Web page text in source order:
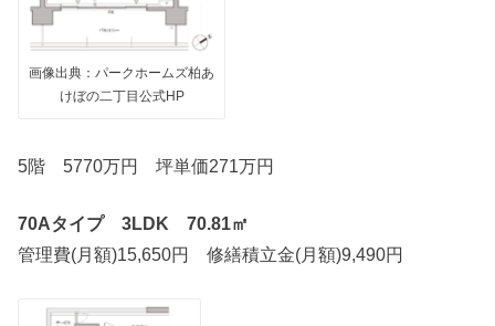
画像出典：パークホームズ柏あ
けぼの二丁目公式HP
5階 5770万円 坪単価271万円
70Aタイプ 3LDK 70.81㎡
管理費(月額)15,650円 修繕積立金(月額)9,490円